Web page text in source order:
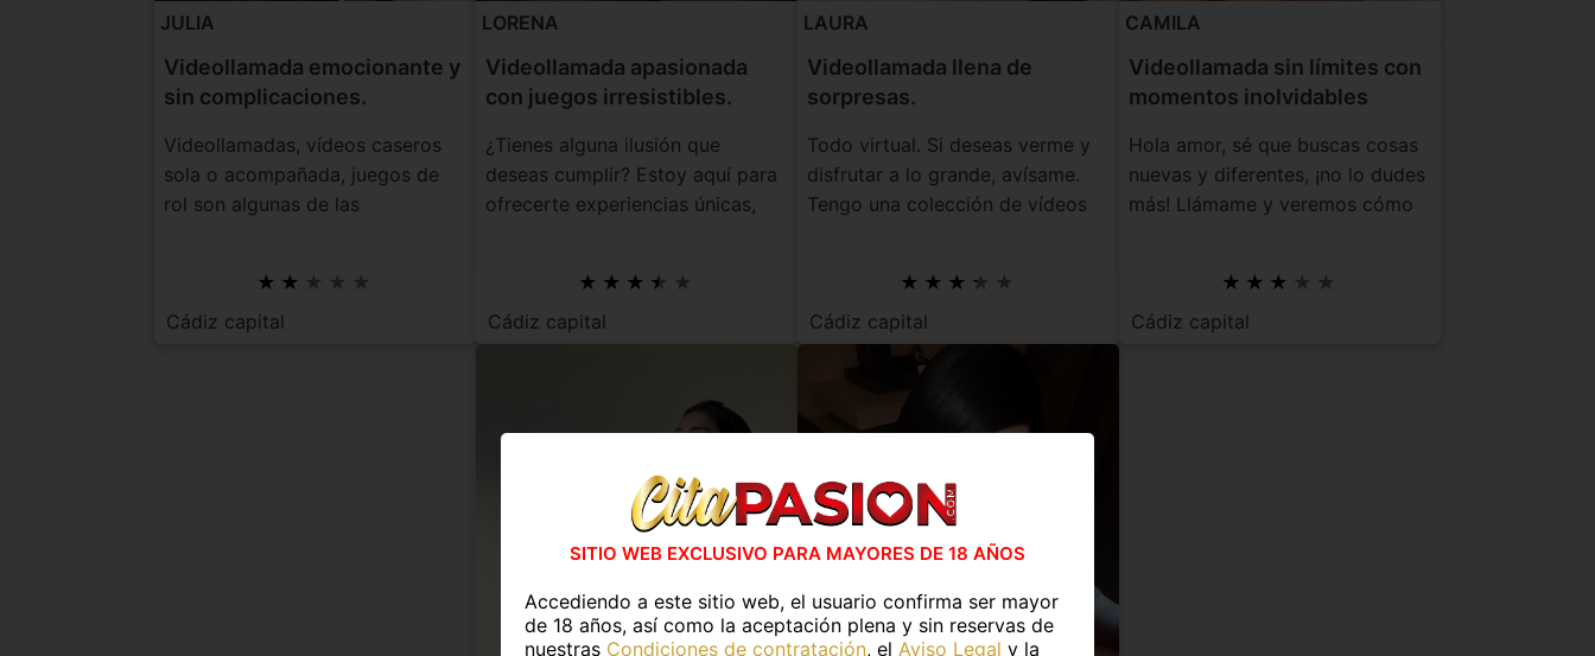
JULIA
Videollamada emocionante y
sin complicaciones.
Videollamadas, vídeos caseros
sola o acompañada, juegos de
rol son algunas de las
Cádiz capital
LORENA
Videollamada apasionada
con juegos irresistibles.
¿Tienes alguna ilusión que
deseas cumplir? Estoy aquí para
ofrecerte experiencias únicas,
Cádiz capital
LAURA
Videollamada llena de
sorpresas.
Todo virtual. Si deseas verme y
disfrutar a lo grande, avísame.
Tengo una colección de vídeos
Cádiz capital
CAMILA
Videollamada sin límites con
momentos inolvidables
Hola amor, sé que buscas cosas
nuevas y diferentes, ¡no lo dudes
más! Llámame y veremos cómo
Cádiz capital
SITIO WEB EXCLUSIVO PARA MAYORES DE 18 AÑOS
Accediendo a este sitio web, el usuario confirma ser mayor
de 18 años, así como la aceptación plena y sin reservas de
nuestras Condiciones de contratación, el Aviso Legal y la